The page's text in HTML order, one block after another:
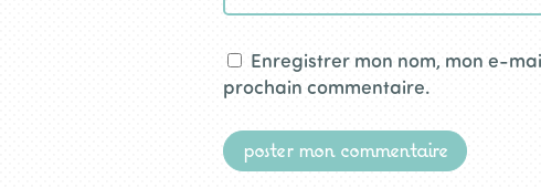
Enregistrer mon nom, mon e-
prochain commentaire.